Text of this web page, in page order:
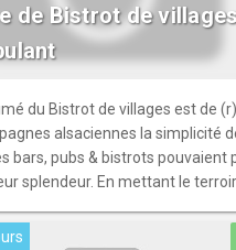
de cette balade, l’histoire de
et de la maison à colombage
vous.
de Bistrot de
du Bistrot de villages est de
alsaciennes la simplicité
bars, pubs & bistrots pouvaient
splendeur. En mettant le
rurale, & gustative. Le BDV